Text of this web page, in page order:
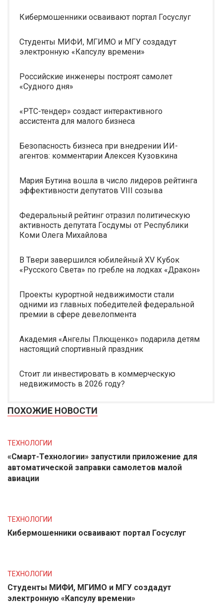
Кибермошенники осваивают портал Госуслуг
Студенты МИФИ, МГИМО и МГУ создадут
электронную «Капсулу времени»
Российские инженеры построят самолет
«Судного дня»
«РТС-тендер» создаст интерактивного
ассистента для малого бизнеса
Безопасность бизнеса при внедрении ИИ-
агентов: комментарии Алексея Кузовкина
Мария Бутина вошла в число лидеров рейтинга
эффективности депутатов VIII созыва
Федеральный рейтинг отразил политическую
активность депутата Госдумы от Республики
Коми Олега Михайлова
В Твери завершился юбилейный XV Кубок
«Русского Света» по гребле на лодках «Дракон»
Проекты курортной недвижимости стали
одними из главных победителей федеральной
премии в сфере девелопмента
Академия «Ангелы Плющенко» подарила детям
настоящий спортивный праздник
Стоит ли инвестировать в коммерческую
недвижимость в 2026 году?
ПОХОЖИЕ НОВОСТИ
ТЕХНОЛОГИИ
«Смарт-Технологии» запустили приложение для
автоматической заправки самолетов малой
авиации
ТЕХНОЛОГИИ
Кибермошенники осваивают портал Госуслуг
ТЕХНОЛОГИИ
Студенты МИФИ, МГИМО и МГУ создадут
электронную «Капсулу времени»